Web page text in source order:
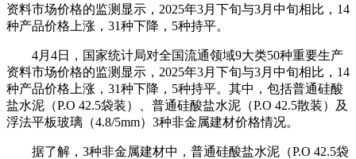
资料市场价格的监测显示，2025年3月下旬与3月中旬相比，14
种产品价格上涨，31种下降，5种持平。
4月4日，国家统计局对全国流通领域9大类50种重要生产
资料市场价格的监测显示，2025年3月下旬与3月中旬相比，14
种产品价格上涨，31种下降，5种持平。其中，包括普通硅酸
盐水泥（P.O 42.5袋装）、普通硅酸盐水泥（P.O 42.5散装）及
浮法平板玻璃（4.8/5mm）3种非金属建材价格情况。
据了解，3种非金属建材中，普通硅酸盐水泥（P.O 42.5袋